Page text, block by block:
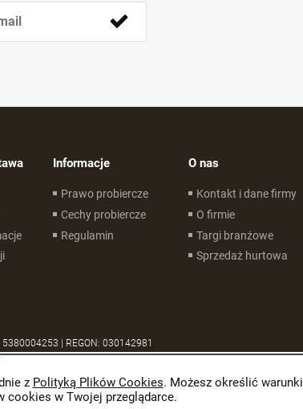
z Polityką Plików Cookies. Możesz określić warunki
cookies w Twojej przeglądarce.
Informacje
Prawo probiercze
Cechy probiercze
Regulamin
O nas
Kontakt i dane firmy
O firmie
Targi branżowe
Sprzedaż hurtowa
| REGON: 030142981